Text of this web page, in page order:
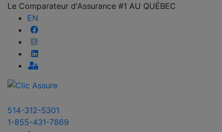
Le Comparateur d'Assurance #1 AU QUÉBEC
EN
514-312-5301
1-855-431-7869